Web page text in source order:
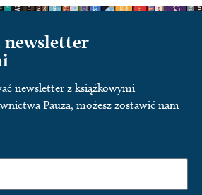
newsletter
newsletter z książkowymi
Pauza, możesz zostawić nam